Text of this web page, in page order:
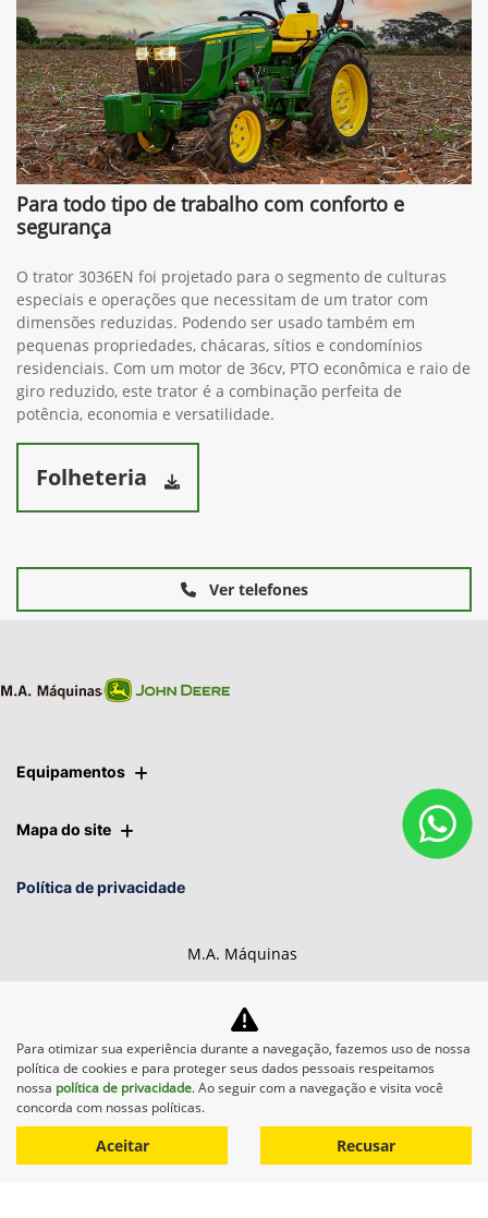
Para todo tipo de trabalho com conforto e
segurança
O trator 3036EN foi projetado para o segmento de culturas
especiais e operações que necessitam de um trator com
dimensões reduzidas. Podendo ser usado também em
pequenas propriedades, chácaras, sítios e condomínios
residenciais. Com um motor de 36cv, PTO econômica e raio de
giro reduzido, este trator é a combinação perfeita de
potência, economia e versatilidade.
Folheteria
Ver telefones
Equipamentos
Mapa do site
Política de privacidade
M.A. Máquinas
Desacelere. Seu bem maior é
a vida.
Para otimizar sua experiência durante a navegação, fazemos uso de nossa
política de cookies e para proteger seus dados pessoais respeitamos
nossa política de privacidade. Ao seguir com a navegação e visita você
concorda com nossas políticas.
Aceitar Recusar